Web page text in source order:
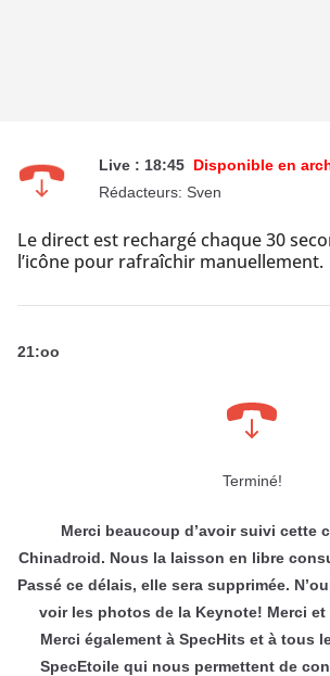
Live : 18:45 Disponible en
Rédacteurs: Sven
Le direct est rechargé chaque 30
l’icône pour rafraîchir manuellement.
21:oo
Terminé!
Merci beaucoup d’avoir suivi cette
Chinadroid. Nous la laisson en libre
Passé ce délais, elle sera supprimée.
voir les photos de la Keynote! Merci
Merci également à SpecHits et à tous
SpecEtoile qui nous permettent de